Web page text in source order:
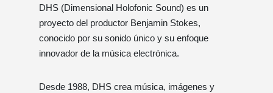
DHS (Dimensional Holofonic Sound) es un
proyecto del productor Benjamin Stokes,
conocido por su sonido único y su enfoque
innovador de la música electrónica.
Desde 1988, DHS crea música, imágenes y